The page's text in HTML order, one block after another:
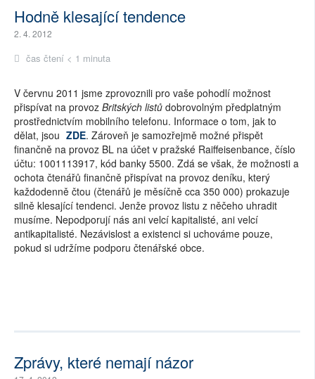
Hodně klesající tendence
2. 4. 2012
čas čtení < 1 minuta
V červnu 2011 jsme zprovoznili pro vaše pohodlí možnost
přispívat na provoz Britských listů dobrovolným předplatným
prostřednictvím mobilního telefonu. Informace o tom, jak to
dělat, jsou ZDE. Zároveň je samozřejmě možné přispět
finančně na provoz BL na účet v pražské Raiffeisenbance, číslo
účtu: 1001113917, kód banky 5500. Zdá se však, že možnosti a
ochota čtenářů finančně přispívat na provoz deníku, který
každodenně čtou (čtenářů je měsíčně cca 350 000) prokazuje
silně klesající tendenci. Jenže provoz listu z něčeho uhradit
musíme. Nepodporují nás ani velcí kapitalisté, ani velcí
antikapitalisté. Nezávislost a existenci si uchováme pouze,
pokud si udržíme podporu čtenářské obce.
Zprávy, které nemají názor